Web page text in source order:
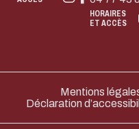
HORAIRES
ET ACCÈS
Mentions
Déclaration